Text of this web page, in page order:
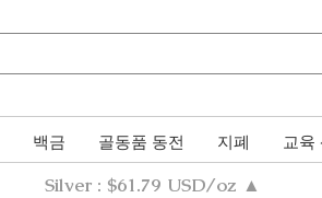
백금 골동품 동전 지폐 교육
Silver : $61.79 USD/oz ▲